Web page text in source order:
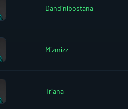
Dandinibostana
Mizmizz
Triana